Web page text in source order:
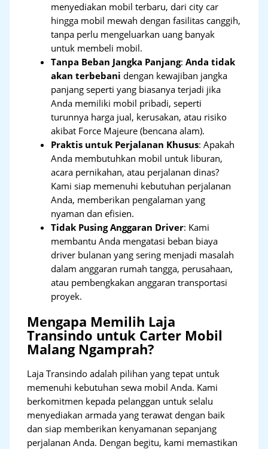
menyediakan mobil terbaru, dari city car
hingga mobil mewah dengan fasilitas canggih,
tanpa perlu mengeluarkan uang banyak
untuk membeli mobil.
Tanpa Beban Jangka Panjang:Anda tidak
akan terbebani dengan kewajiban jangka
panjang seperti yang biasanya terjadi jika
Anda memiliki mobil pribadi, seperti
turunnya harga jual, kerusakan, atau risiko
akibat Force Majeure (bencana alam).
Praktis untuk Perjalanan Khusus: Apakah
Anda membutuhkan mobil untuk liburan,
acara pernikahan, atau perjalanan dinas?
Kami siap memenuhi kebutuhan perjalanan
Anda, memberikan pengalaman yang
nyaman dan efisien.
Tidak Pusing Anggaran Driver: Kami
membantu Anda mengatasi beban biaya
driver bulanan yang sering menjadi masalah
dalam anggaran rumah tangga, perusahaan,
atau pembengkakan anggaran transportasi
proyek.
Mengapa Memilih Laja
Transindo untuk Carter Mobil
Malang Ngamprah?
Laja Transindo adalah pilihan yang tepat untuk
memenuhi kebutuhan sewa mobil Anda. Kami
berkomitmen kepada pelanggan untuk selalu
menyediakan armada yang terawat dengan baik
dan siap memberikan kenyamanan sepanjang
perjalanan Anda. Dengan begitu, kami memastikan